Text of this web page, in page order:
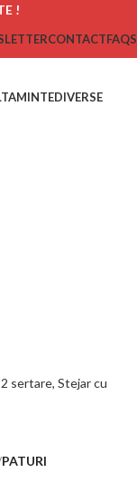
!
CONTACTFAQS
DIVERSE
PATURI